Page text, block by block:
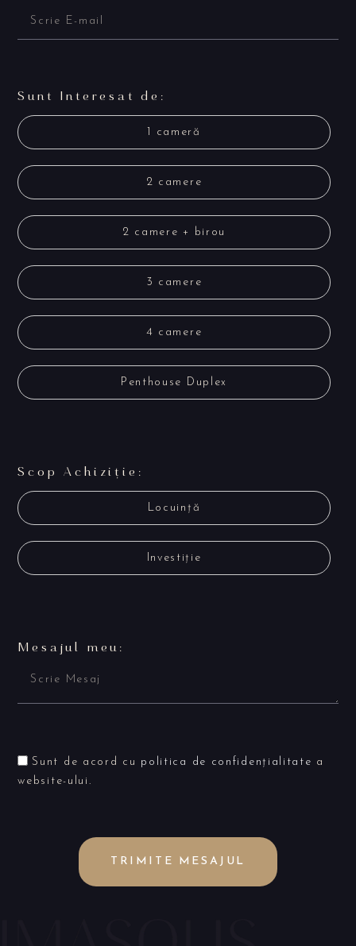
Sunt Interesat de:
1 cameră
2 camere
2 camere + birou
3 camere
4 camere
Penthouse Duplex
Scop Achiziție:
Locuință
Investiție
Mesajul meu:
Sunt de acord cu politica de confidențialitate a
website-ului.
TRIMITE MESAJUL